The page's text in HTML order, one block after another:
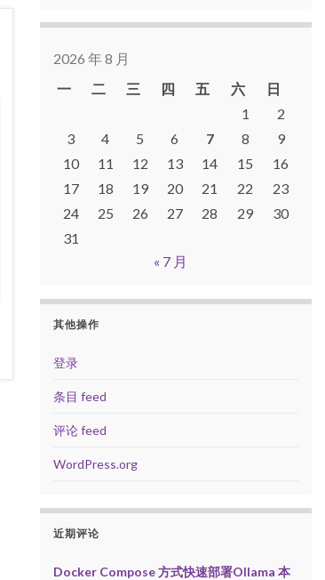
2026 年 8 月
一
二 三 四 五 六
日
1
2
3
4 5 6 7 8
9
10
11 12 13 14 15
16
17
18 19 20 21 22
23
24
25 26 27 28 29
30
31
« 7 月
其他操作
登录
条目 feed
评论 feed
WordPress.org
近期评论
Docker Compose 方式快速部署Ollama 本